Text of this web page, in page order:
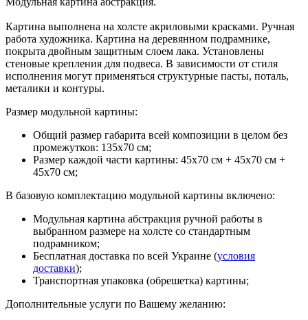
Картина выполнена на холсте акриловыми красками. Ручная
работа художника. Картина на деревянном подрамнике,
покрыта двойным защитным слоем лака. Установлены
стеновые крепления для подвеса. В зависимости от стиля
исполнения могут применяться структурные пасты, поталь,
металики и контуры.
Размер модульной картины:
Общий размер габарита всей композиции в целом без
промежутков: 135х70 см;
Размер каждой части картины: 45х70 см + 45х70 см +
45х70 см;
В базовую комплектацию модульной картины включено:
Модульная картина абстракция ручной работы в
выбранном размере на холсте со стандартным
подрамником;
Бесплатная доставка по всей Украине (условия
доставки);
Транспортная упаковка (обрешетка) картины;
Дополнительные услуги по Вашему желанию: